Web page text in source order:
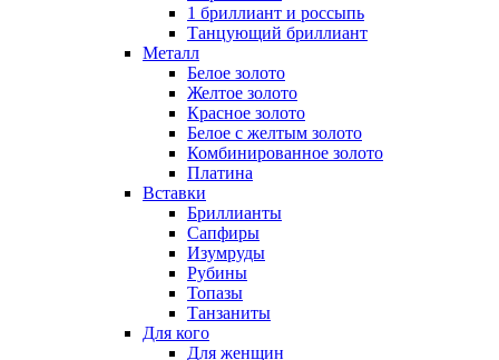
1 бриллиант и россыпь
Танцующий бриллиант
Металл
Белое золото
Желтое золото
Красное золото
Белое с желтым золото
Комбинированное золото
Платина
Вставки
Бриллианты
Сапфиры
Изумруды
Рубины
Топазы
Танзаниты
Для кого
Для женщин